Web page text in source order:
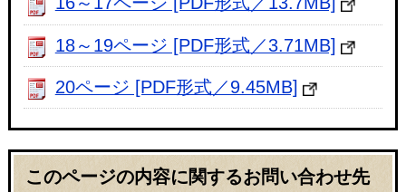
18～19ページ [PDF形式／3.71MB]
20ページ [PDF形式／9.45MB]
このページの内容に関するお問い合わせ先